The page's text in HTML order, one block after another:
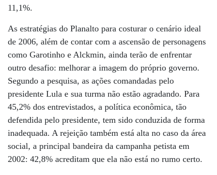
11,1%.
As estratégias do Planalto para costurar o cenário ideal
de 2006, além de contar com a ascensão de personagens
como Garotinho e Alckmin, ainda terão de enfrentar
outro desafio: melhorar a imagem do próprio governo.
Segundo a pesquisa, as ações comandadas pelo
presidente Lula e sua turma não estão agradando. Para
45,2% dos entrevistados, a política econômica, tão
defendida pelo presidente, tem sido conduzida de forma
inadequada. A rejeição também está alta no caso da área
social, a principal bandeira da campanha petista em
2002: 42,8% acreditam que ela não está no rumo certo.